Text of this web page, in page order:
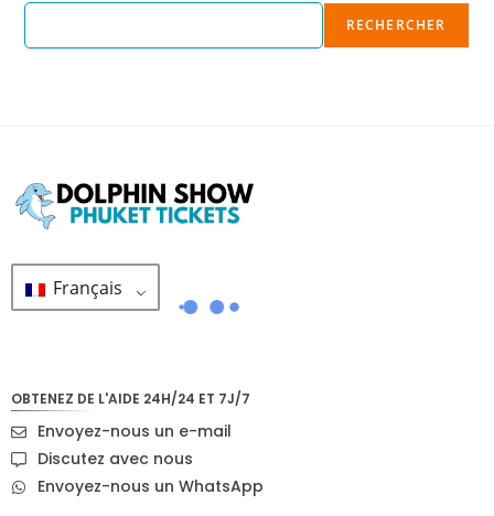
RECHERCHER
Français
OBTENEZ DE L'AIDE 24H/24 ET 7J/7
Envoyez-nous un e-mail
Discutez avec nous
Envoyez-nous un WhatsApp